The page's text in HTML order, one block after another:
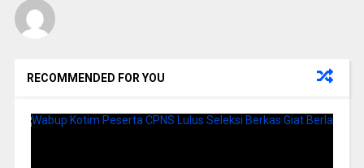
RECOMMENDED FOR YOU